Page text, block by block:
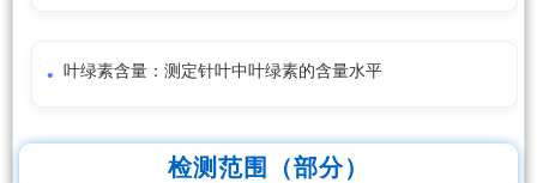
叶绿素含量：测定针叶中叶绿素的含量水平
检测范围（部分）